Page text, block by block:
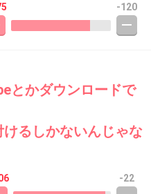
-120
とかダウンロードで
るしかないんじゃな
-22